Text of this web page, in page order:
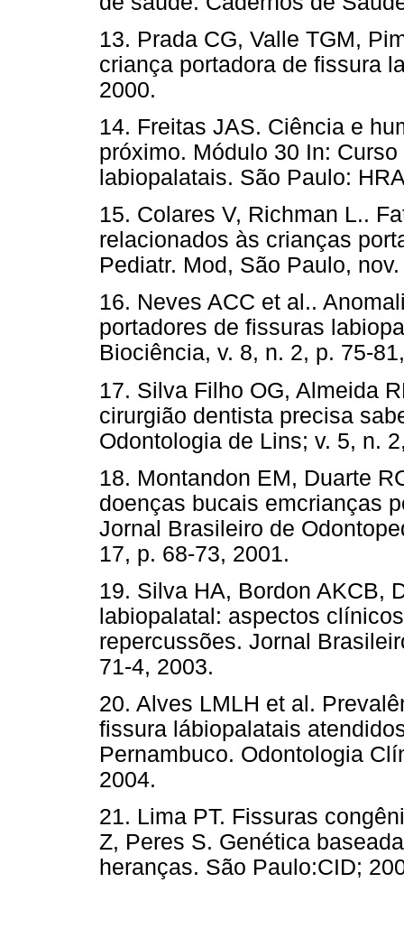
13. Prada CG, Valle TGM,
criança portadora de fissura
2000.
14. Freitas JAS. Ciência e
próximo. Módulo 30 In:
labiopalatais. São Paulo:
15. Colares V, Richman L..
relacionados às crianças
Pediatr. Mod, São Paulo,
16. Neves ACC et al..
portadores de fissuras
Biociência, v. 8, n. 2, p. 75-
17. Silva Filho OG, Almeida
cirurgião dentista precisa
Odontologia de Lins; v. 5, n.
18. Montandon EM, Duarte
doenças bucais emcrianças
Jornal Brasileiro de
17, p. 68-73, 2001.
19. Silva HA, Bordon AKCB,
labiopalatal: aspectos
repercussões. Jornal
71-4, 2003.
20. Alves LMLH et al.
fissura lábiopalatais
Pernambuco. Odontologia
2004.
21. Lima PT. Fissuras
Z, Peres S. Genética
heranças. São Paulo:CID;